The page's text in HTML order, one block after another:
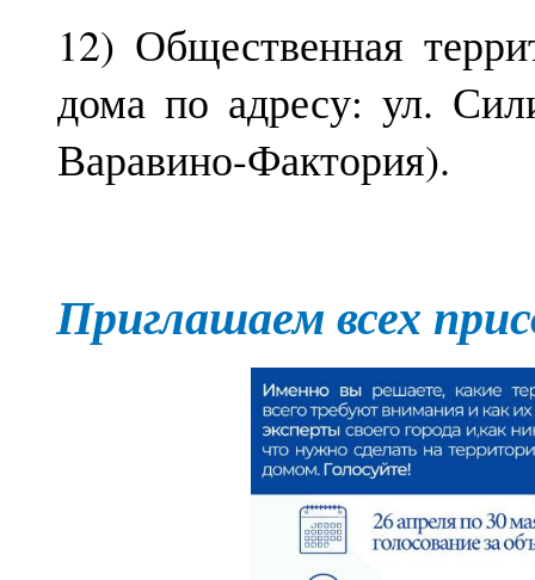
12) Общественная
дома по адресу: ул.
Варавино-Фактория).
Приглашаем всех